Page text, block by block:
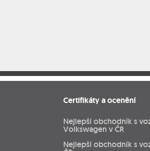
Certifikáty a ocenění
Nejlepší obchodník s
Volkswagen v ČR
Nejlepší obchodník s